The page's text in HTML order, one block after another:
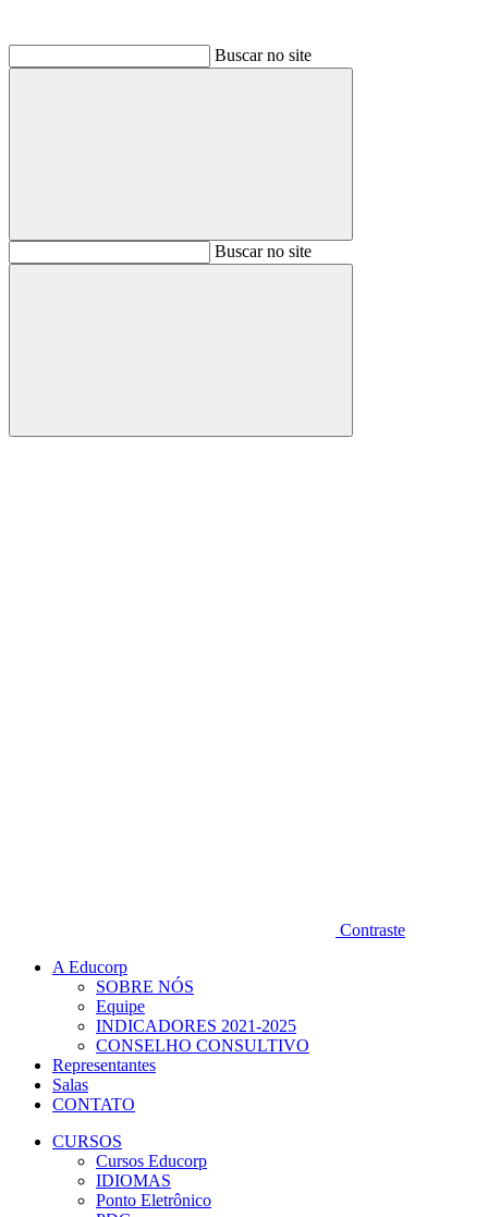
Buscar no site
BuscarBuscar no site
Buscar
Contraste
A Educorp
SOBRE NÓS
Equipe
INDICADORES 2021-2025
CONSELHO CONSULTIVO
Representantes
Salas
CONTATO
CURSOS
Cursos Educorp
IDIOMAS
Ponto Eletrônico